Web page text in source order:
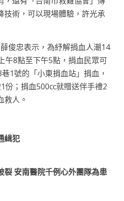
技術，可以現場體驗，許光承
俊忠表示，為紓解捐血人潮14
午8點至下午5點，捐血民眾可
1號的「小東捐血站」捐血，
份；捐血500cc就贈送伴手禮2
救人。
緝犯
裂 安南醫院千例心外團隊為患